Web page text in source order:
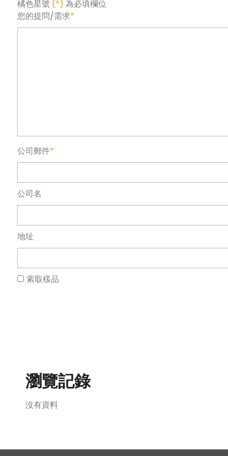
橘色星號 (*) 為必填欄位
您的提問/需求*
公司郵件*
公司名
地址
索取樣品
瀏覽記錄
沒有資料